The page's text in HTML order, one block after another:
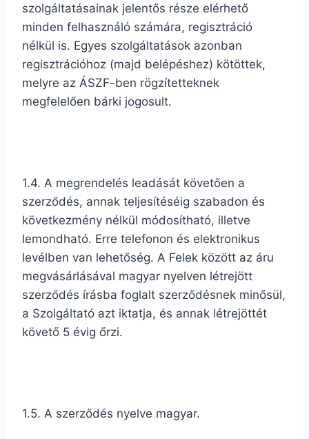
szolgáltatásainak jelentős része elérhető
minden felhasználó számára, regisztráció
nélkül is. Egyes szolgáltatások azonban
regisztrációhoz (majd belépéshez) kötöttek,
melyre az ÁSZF-ben rögzítetteknek
megfelelően bárki jogosult.
1.4. A megrendelés leadását követően a
szerződés, annak teljesítéséig szabadon és
következmény nélkül módosítható, illetve
lemondható. Erre telefonon és elektronikus
levélben van lehetőség. A Felek között az áru
megvásárlásával magyar nyelven létrejött
szerződés írásba foglalt szerződésnek minősül,
a Szolgáltató azt iktatja, és annak létrejöttét
követő 5 évig őrzi.
1.5. A szerződés nyelve magyar.